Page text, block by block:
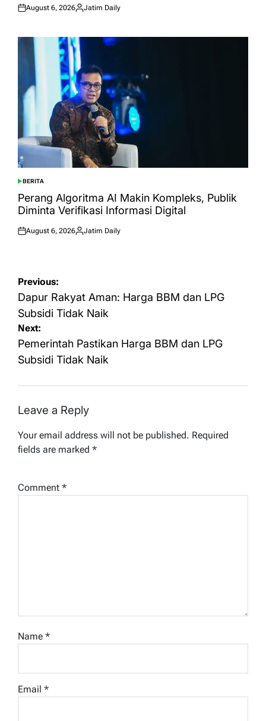
Posted
August 6, 2026
Posted
Jatim Daily
POSTED
IN
BERITA
Perang Algoritma AI Makin Kompleks, Publik
Diminta Verifikasi Informasi Digital
Posted
August 6, 2026
Posted
Jatim Daily
Post
navigation
Previous:
Dapur Rakyat Aman: Harga BBM dan LPG
Subsidi Tidak Naik
Next:
Pemerintah Pastikan Harga BBM dan LPG
Subsidi Tidak Naik
Leave a Reply
Your email address will not be published. Required
fields are marked *
Comment *
Name *
Email *